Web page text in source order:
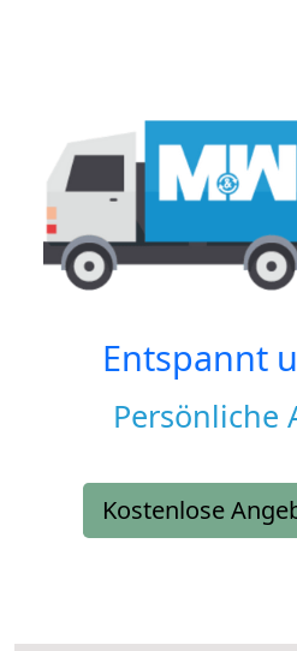
Entspannt
Persönliche
Kostenlose